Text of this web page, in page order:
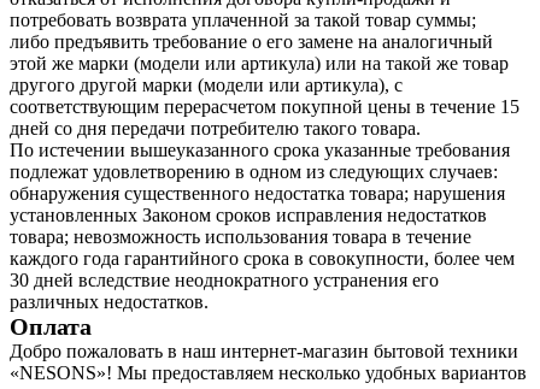
потребовать возврата уплаченной за такой товар суммы;
либо предъявить требование о его замене на аналогичный
этой же марки (модели или артикула) или на такой же товар
другого другой марки (модели или артикула), с
соответствующим перерасчетом покупной цены в течение 15
дней со дня передачи потребителю такого товара.
По истечении вышеуказанного срока указанные требования
подлежат удовлетворению в одном из следующих случаев:
обнаружения существенного недостатка товара; нарушения
установленных Законом сроков исправления недостатков
товара; невозможность использования товара в течение
каждого года гарантийного срока в совокупности, более чем
30 дней вследствие неоднократного устранения его
различных недостатков.
Оплата
Добро пожаловать в наш интернет-магазин бытовой техники
«NESONS»! Мы предоставляем несколько удобных вариантов